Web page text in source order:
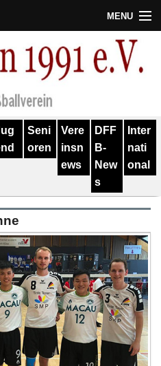
MENU
Seni
oren
Vere
insn
ews
DFF
B-
New
s
Inter
nati
onal